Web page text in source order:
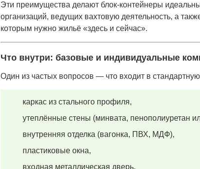
Эти преимущества делают блок-контейнеры
организаций, ведущих вахтовую деятельность, а
которым нужно жильё «здесь и сейчас».
Что внутри: базовые и индивидуальные
Один из частых вопросов — что входит в
каркас из стального профиля,
утеплённые стены (минвата, пенополиуретан
внутренняя отделка (вагонка, ПВХ, МДФ),
пластиковые окна,
входная металлическая дверь,